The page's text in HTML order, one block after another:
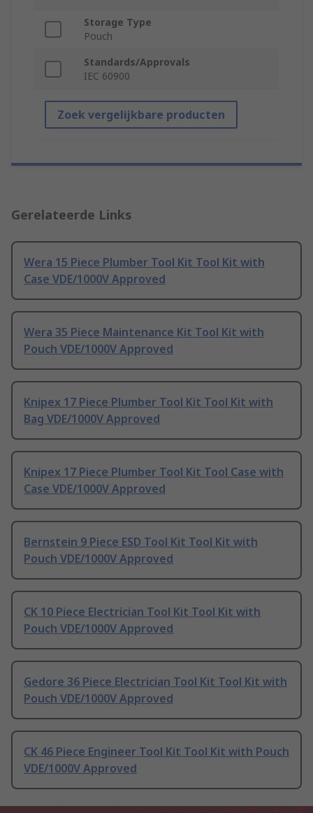
Storage Type
Pouch
Standards/Approvals
IEC 60900
Zoek vergelijkbare producten
Gerelateerde Links
Wera 15 Piece Plumber Tool Kit Tool Kit with
Case VDE/1000V Approved
Wera 35 Piece Maintenance Kit Tool Kit with
Pouch VDE/1000V Approved
Knipex 17 Piece Plumber Tool Kit Tool Kit with
Bag VDE/1000V Approved
Knipex 17 Piece Plumber Tool Kit Tool Case with
Case VDE/1000V Approved
Bernstein 9 Piece ESD Tool Kit Tool Kit with
Pouch VDE/1000V Approved
CK 10 Piece Electrician Tool Kit Tool Kit with
Pouch VDE/1000V Approved
Gedore 36 Piece Electrician Tool Kit Tool Kit with
Pouch VDE/1000V Approved
CK 46 Piece Engineer Tool Kit Tool Kit with Pouch
VDE/1000V Approved